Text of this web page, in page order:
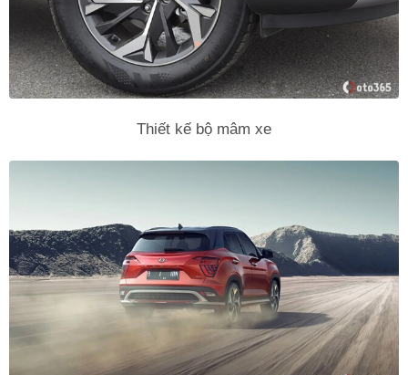
Thiết kế bộ mâm xe